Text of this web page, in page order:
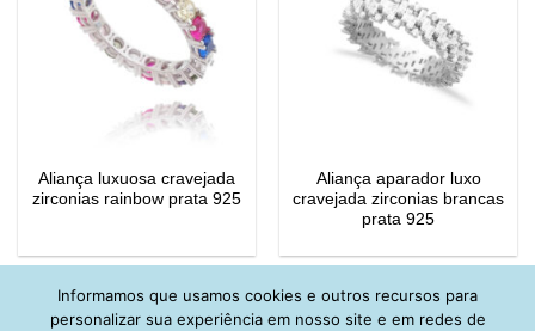
Aliança luxuosa cravejada
zirconias rainbow prata 925
Aliança aparador luxo
cravejada zirconias brancas
prata 925
Informamos que usamos cookies e outros recursos para
personalizar sua experiência em nosso site e em redes de